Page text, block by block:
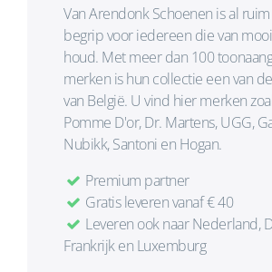
Van Arendonk Schoenen is al
begrip voor iedereen die van
houd. Met meer dan 100
merken is hun collectie een van
van België. U vind hier merken
Pomme D'or, Dr. Martens, UGG,
Nubikk, Santoni en Hogan.
Premium partner
Gratis leveren vanaf € 40
Leveren ook naar Nederland,
Frankrijk en Luxemburg